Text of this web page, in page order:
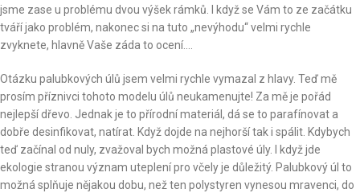
jsme zase u problému dvou výšek rámků. I když se Vám to ze začátku
tváří jako problém, nakonec si na tuto „nevýhodu“ velmi rychle
zvyknete, hlavně Vaše záda to ocení….
Otázku palubkových úlů jsem velmi rychle vymazal z hlavy. Teď mě
prosím příznivci tohoto modelu úlů neukamenujte! Za mě je pořád
nejlepší dřevo. Jednak je to přírodní materiál, dá se to parafínovat a
dobře desinfikovat, natírat. Když dojde na nejhorší tak i spálit. Kdybych
teď začínal od nuly, zvažoval bych možná plastové úly. I když jde
ekologie stranou význam uteplení pro včely je důležitý. Palubkový úl to
možná splňuje nějakou dobu, než ten polystyren vynesou mravenci, do